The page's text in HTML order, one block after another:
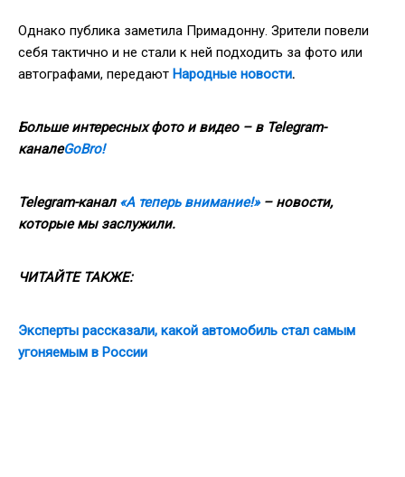
Однако публика заметила Примадонну. Зрители повели
себя тактично и не стали к ней подходить за фото или
автографами, передают Народные новости.
Больше интересных фото и видео – в Telegram-
каналеGoBro!
Telegram-канал «А теперь внимание!»– новости,
которые мы заслужили.
ЧИТАЙТЕ ТАКЖЕ:
Эксперты рассказали, какой автомобиль стал самым
угоняемым в России